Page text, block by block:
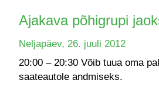
Ajakava põhigrupi
Neljapäev, 26. juuli 2012
20:00 – 20:30 Võib tuua oma
saateautole andmiseks.